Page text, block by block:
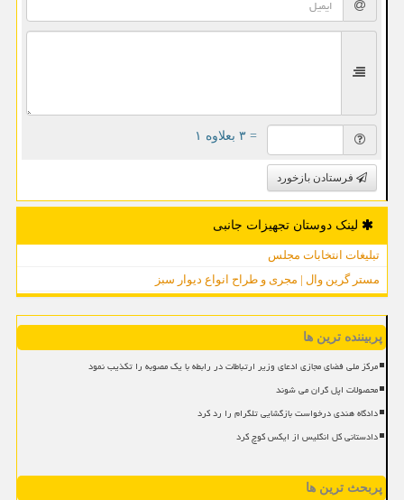
= ۳ بعلاوه ۱
فرستادن بازخورد
لینک دوستان تجهیزات جانبی
تبلیغات انتخابات مجلس
مستر گرین وال | مجری و طراح انواع دیوار سبز
پربیننده ترین ها
مرکز ملی فضای مجازی ادعای وزیر ارتباطات در رابطه با یک مصوبه را تکذیب نمود
محصولات اپل گران می شوند
دادگاه هندی درخواست بازگشایی تلگرام را رد کرد
دادستانی کل انگلیس از ایکس کوچ کرد
پربحث ترین ها